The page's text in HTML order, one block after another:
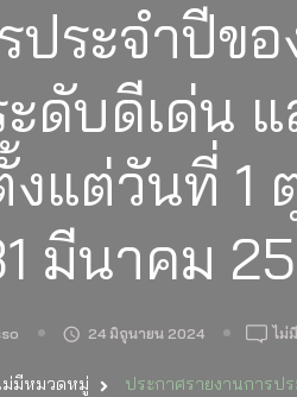
ระจำปีขอ
ดับดีเด่น
งแต่วันที่ 1
มีนาคม
24 มิถุนายน 2024 ไม่
ม่มีหมวดหมู่
ประกาศรายงานการป